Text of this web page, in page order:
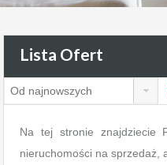
Lista Ofert
Od najnowszych
Na tej stronie znajdziecie
nieruchomości na sprzedaż,